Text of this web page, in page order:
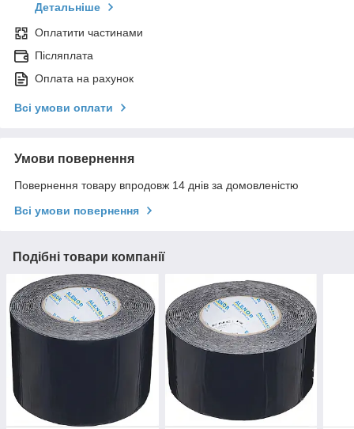
Детальніше
Оплатити частинами
Післяплата
Оплата на рахунок
Всі умови оплати
Умови повернення
Повернення товару впродовж 14 днів за домовленістю
Всі умови повернення
Подібні товари компанії